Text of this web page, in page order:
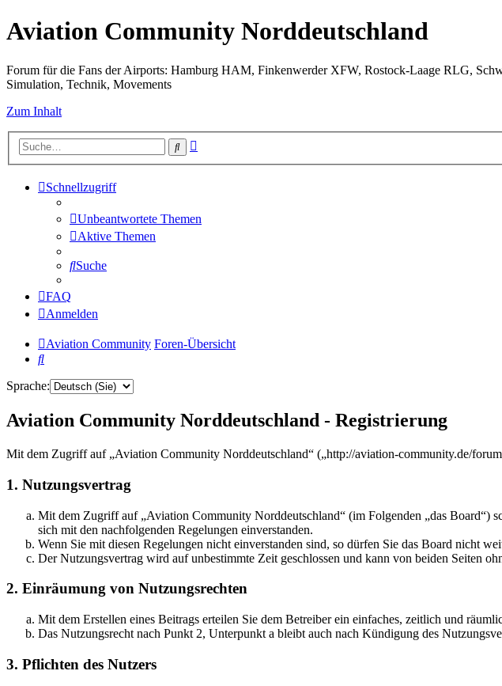
Aviation Community Norddeutschland
Forum für die Fans der Airports: Hamburg HAM, Finkenwerder XFW, Rostock-Laage RLG,
Simulation, Technik, Movements
Zum Inhalt
Suche
Schnellzugriff
Unbeantwortete Themen
Aktive Themen
Suche
FAQ
Anmelden
Aviation Community Foren-Übersicht
Suche
Sprache:
Aviation Community Norddeutschland - Registrierung
Mit dem Zugriff auf „Aviation Community Norddeutschland“ („http://aviation-community.de/
1. Nutzungsvertrag
Mit dem Zugriff auf „Aviation Community Norddeutschland“ (im Folgenden „das Board“)
sich mit den nachfolgenden Regelungen einverstanden.
Wenn Sie mit diesen Regelungen nicht einverstanden sind, so dürfen Sie das Board nicht
Der Nutzungsvertrag wird auf unbestimmte Zeit geschlossen und kann von beiden Seiten
2. Einräumung von Nutzungsrechten
Mit dem Erstellen eines Beitrags erteilen Sie dem Betreiber ein einfaches, zeitlich und
Das Nutzungsrecht nach Punkt 2, Unterpunkt a bleibt auch nach Kündigung des
3. Pflichten des Nutzers